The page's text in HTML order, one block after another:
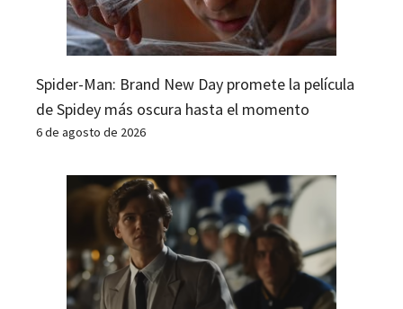
Spider-Man: Brand New Day promete la película
de Spidey más oscura hasta el momento
6 de agosto de 2026